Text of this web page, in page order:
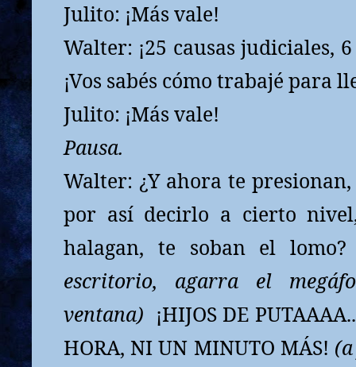
Julito: ¡Más vale!
Walter: ¡25 causas judiciales,
¡Vos sabés cómo trabajé para
Julito: ¡Más vale!
Pausa.
Walter: ¿Y ahora te
por así decirlo a cierto
halagan, te soban el lomo?
escritorio, agarra el
ventana) ¡HIJOS DE
HORA, NI UN MINUTO MÁS!